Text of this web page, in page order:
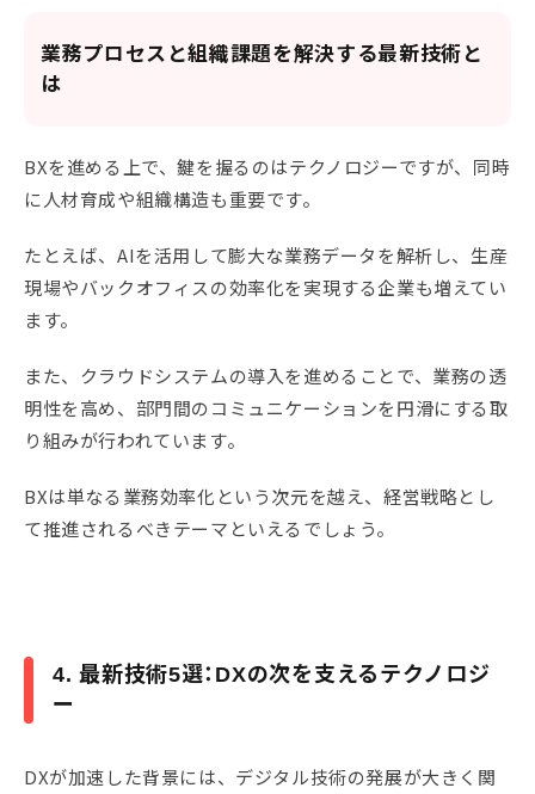
業務プロセスと組織課題を解決する最新技術と
は
BXを進める上で、鍵を握るのはテクノロジーですが、同時
に人材育成や組織構造も重要です。
たとえば、AIを活用して膨大な業務データを解析し、生産
現場やバックオフィスの効率化を実現する企業も増えてい
ます。
また、クラウドシステムの導入を進めることで、業務の透
明性を高め、部門間のコミュニケーションを円滑にする取
り組みが行われています。
BXは単なる業務効率化という次元を越え、経営戦略とし
て推進されるべきテーマといえるでしょう。
4. 最新技術5選：DXの次を支えるテクノロジ
ー
DXが加速した背景には、デジタル技術の発展が大きく関